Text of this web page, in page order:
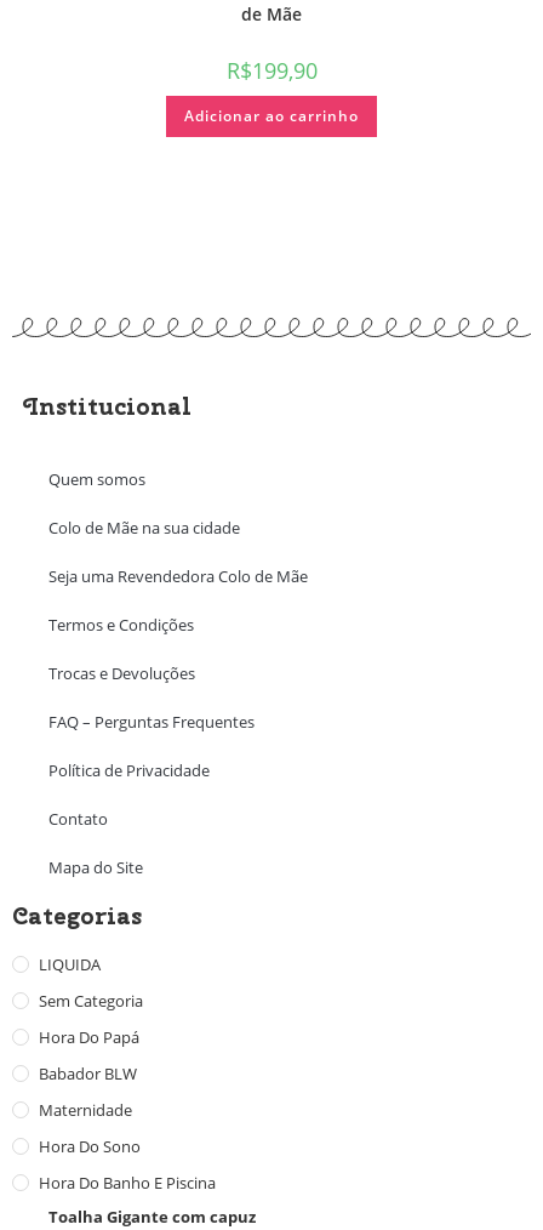
de Mãe
R$199,90
Adicionar ao carrinho
Institucional
Quem somos
Colo de Mãe na sua cidade
Seja uma Revendedora Colo de Mãe
Termos e Condições
Trocas e Devoluções
FAQ – Perguntas Frequentes
Política de Privacidade
Contato
Mapa do Site
Categorias
LIQUIDA
Sem Categoria
Hora Do Papá
Babador BLW
Maternidade
Hora Do Sono
Hora Do Banho E Piscina
Toalha Gigante com capuz